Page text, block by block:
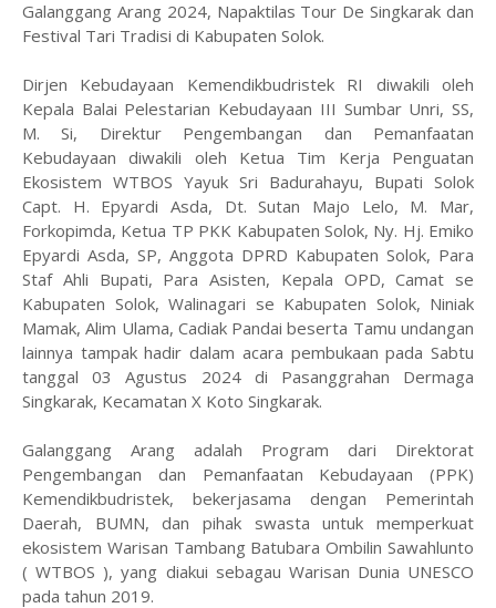
Galanggang Arang 2024, Napaktilas Tour De Singkarak dan
Festival Tari Tradisi di Kabupaten Solok.
Dirjen Kebudayaan Kemendikbudristek RI diwakili oleh
Kepala Balai Pelestarian Kebudayaan III Sumbar Unri, SS,
M. Si, Direktur Pengembangan dan Pemanfaatan
Kebudayaan diwakili oleh Ketua Tim Kerja Penguatan
Ekosistem WTBOS Yayuk Sri Badurahayu, Bupati Solok
Capt. H. Epyardi Asda, Dt. Sutan Majo Lelo, M. Mar,
Forkopimda, Ketua TP PKK Kabupaten Solok, Ny. Hj. Emiko
Epyardi Asda, SP, Anggota DPRD Kabupaten Solok, Para
Staf Ahli Bupati, Para Asisten, Kepala OPD, Camat se
Kabupaten Solok, Walinagari se Kabupaten Solok, Niniak
Mamak, Alim Ulama, Cadiak Pandai beserta Tamu undangan
lainnya tampak hadir dalam acara pembukaan pada Sabtu
tanggal 03 Agustus 2024 di Pasanggrahan Dermaga
Singkarak, Kecamatan X Koto Singkarak.
Galanggang Arang adalah Program dari Direktorat
Pengembangan dan Pemanfaatan Kebudayaan (PPK)
Kemendikbudristek, bekerjasama dengan Pemerintah
Daerah, BUMN, dan pihak swasta untuk memperkuat
ekosistem Warisan Tambang Batubara Ombilin Sawahlunto
( WTBOS ), yang diakui sebagau Warisan Dunia UNESCO
pada tahun 2019.